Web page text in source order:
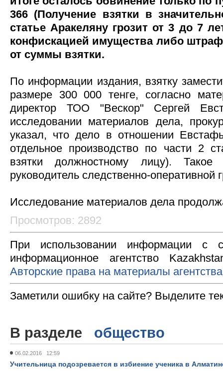
366 (Получение взятки в
статье Аракеляну грозит от 3 до 7
конфискацией имущества либо штраф
от суммы взятки.
По информации издания, взятку
размере 300 000 тенге, согласно
директор ТОО "Вескор" Сергей
исследовании материалов дела,
указал, что дело в отношении
отдельное производство по части 2
взятки должностному лицу). Такое
руководитель следственно-оперативной
Исследование материалов дела
Просмотров: 2892
При использовании информации с
информационное агентство
Авторские права на материалы
Заметили ошибку на сайте? Выделите
В разделе общество
06.02.2016 12:59
Учительница подозревается в избиение ученика в